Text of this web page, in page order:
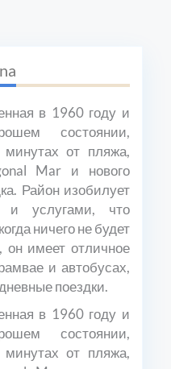
в 1960 году и
состоянии,
от пляжа,
Mar и нового
Район изобилует
и услугами, что
ничего не будет
он имеет отличное
и автобусах,
поездки.
в 1960 году и
состоянии,
от пляжа,